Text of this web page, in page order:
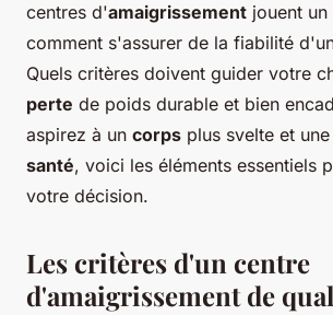
centres d'amaigrissement jouent
comment s'assurer de la fiabilité
Quels critères doivent guider votre
perte de poids durable et bien
aspirez à un corps plus svelte et
santé, voici les éléments essentiels
votre décision.
Les critères d'un centre
d'amaigrissement de